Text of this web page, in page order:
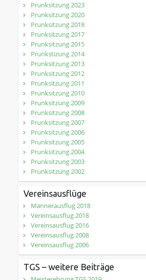
Prunksitzung 2023
Prunksitzung 2020
Prunksitzung 2018
Prunksitzung 2017
Prunksitzung 2015
Prunkstizung 2014
Prunksitzung 2013
Prunksitzung 2012
Prunksitzung 2011
Prunksitzung 2010
Prunksitzung 2009
Prunksitzung 2008
Prunksitzung 2007
Prunksitzung 2006
Prunksitzung 2005
Prunksitzung 2004
Prunksitzung 2003
Prunksitzung 2002
Vereinsausflüge
Männerausflug 2018
Vereinsausflug 2018
Vereinsausflug 2016
Vereinsausflug 2008
Vereinsausflug 2006
TGS – weitere Beiträge